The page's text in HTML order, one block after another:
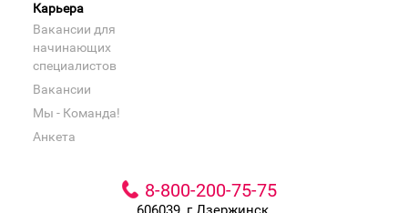
Карьера
Вакансии для
начинающих
специалистов
Вакансии
Мы - Команда!
Анкета
8-800-200-75-75